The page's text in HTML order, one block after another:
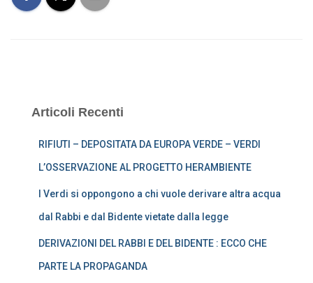
Articoli Recenti
RIFIUTI – DEPOSITATA DA EUROPA VERDE – VERDI
L’OSSERVAZIONE AL PROGETTO HERAMBIENTE
I Verdi si oppongono a chi vuole derivare altra acqua
dal Rabbi e dal Bidente vietate dalla legge
DERIVAZIONI DEL RABBI E DEL BIDENTE : ECCO CHE
PARTE LA PROPAGANDA